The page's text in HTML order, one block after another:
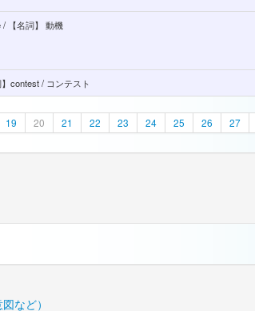
/ 【名詞】 動機
】contest / コンテスト
19 20 21 22 23 24 25 26 27
など）